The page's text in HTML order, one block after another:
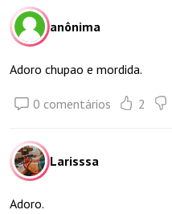
anônima
Adoro chupao e mordida.
0 comentários 2
Larisssa
Adoro.